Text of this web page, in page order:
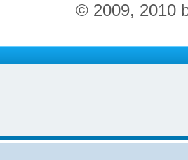
© 2009, 2010